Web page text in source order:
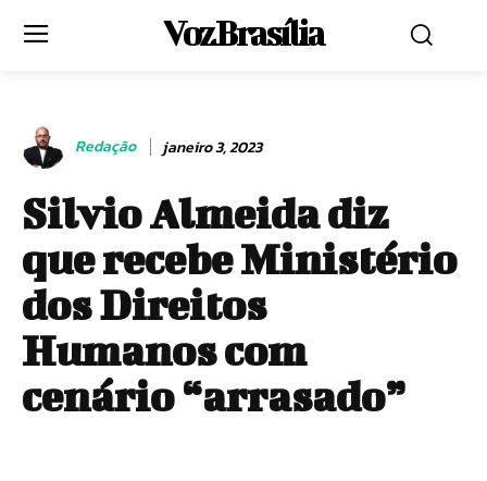
Voz Brasília
Redação janeiro 3, 2023
Silvio Almeida diz
que recebe Ministério
dos Direitos
Humanos com
cenário “arrasado”